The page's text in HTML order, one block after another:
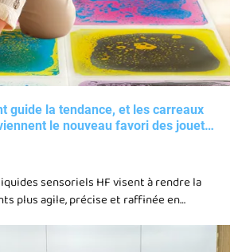
guide la tendance, et les carreaux
le nouveau favori des jouets
sensoriels HF visent à rendre la
plus agile, précise et raffinée en